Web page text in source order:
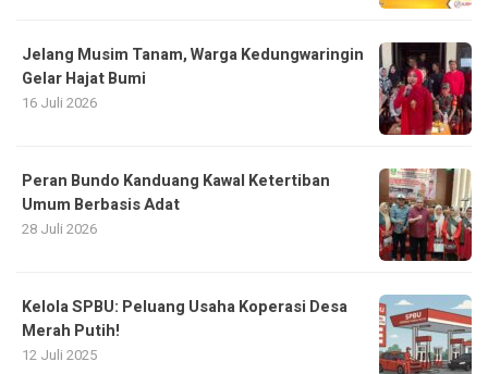
Jelang Musim Tanam, Warga Kedungwaringin
Gelar Hajat Bumi
16 Juli 2026
Peran Bundo Kanduang Kawal Ketertiban
Umum Berbasis Adat
28 Juli 2026
Kelola SPBU: Peluang Usaha Koperasi Desa
Merah Putih!
12 Juli 2025